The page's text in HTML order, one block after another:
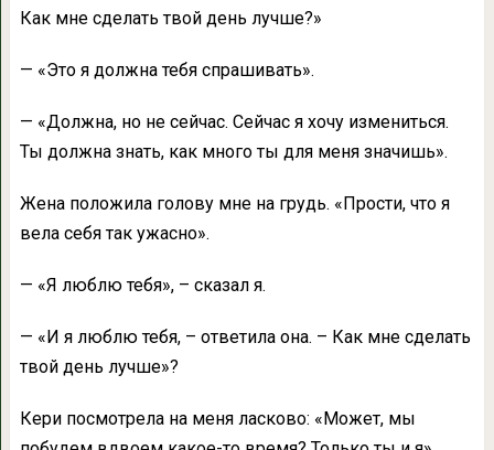
Как мне сделать твой день лучше?»
— «Это я должна тебя спрашивать».
— «Должна, но не сейчас. Сейчас я хочу измениться.
Ты должна знать, как много ты для меня значишь».
Жена положила голову мне на грудь. «Прости, что я
вела себя так ужасно».
— «Я люблю тебя», – сказал я.
— «И я люблю тебя, – ответила она. – Как мне сделать
твой день лучше»?
Кери посмотрела на меня ласково: «Может, мы